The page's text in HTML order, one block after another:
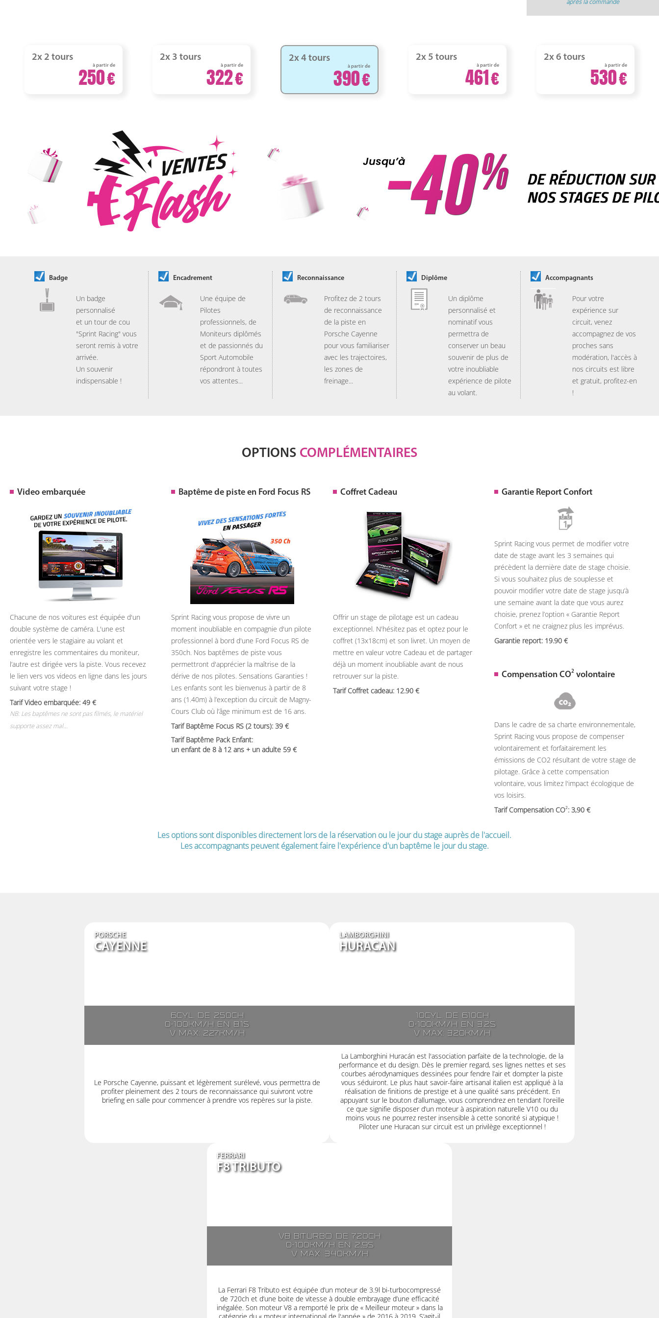
après la commande
2x 2 tours
à partir de
250
2x 3 tours
à partir de
322
2x 4 tours
à partir de
390
2x 5 tours
à partir de
461
2x 6 tours
à partir de
530
Badge
Un badge
personnalisé
et un tour de cou
"Sprint Racing" vous
seront remis à votre
arrivée.
Un souvenir
indispensable !
Encadrement
Une équipe de
Pilotes
professionnels, de
Moniteurs diplômés
et de passionnés du
Sport Automobile
répondront à toutes
vos attentes...
Reconnaissance
Profitez de 2 tours
de reconnaissance
de la piste en
Porsche Cayenne
pour vous familiariser
avec les trajectoires,
les zones de
freinage...
Diplôme
Un diplôme
personnalisé et
nominatif vous
permettra de
conserver un beau
souvenir de plus de
votre inoubliable
expérience de pilote
au volant.
Accompagnants
Pour votre
expérience sur
circuit, venez
accompagnez de vos
proches sans
modération, l'accès à
nos circuits est libre
et gratuit, profitez-en
!
OPTIONS COMPLÉMENTAIRES
Video embarquée
Chacune de nos voitures est équipée d'un
double système de caméra. L'une est
orientée vers le stagiaire au volant et
enregistre les commentaires du moniteur,
l’autre est dirigée vers la piste. Vous recevez
le lien vers vos videos en ligne dans les jours
suivant votre stage !
Tarif Video embarquée: 49
NB: Les baptêmes ne sont pas filmés, le matériel
supporte assez mal...
Baptême de piste en Ford Focus RS
Sprint Racing vous propose de vivre un
moment inoubliable en compagnie d'un pilote
professionnel à bord d'une Ford Focus RS de
350ch. Nos baptêmes de piste vous
permettront d'apprécier la maîtrise de la
dérive de nos pilotes. Sensations Garanties !
Les enfants sont les bienvenus à partir de 8
ans (1.40m) à l’exception du circuit de Magny-
Cours Club où l’âge minimum est de 16 ans.
Tarif Baptême Focus RS (2 tours): 39
Tarif Baptême Pack Enfant:
un enfant de 8 à 12 ans + un adulte 59
Coffret Cadeau
Offrir un stage de pilotage est un cadeau
exceptionnel. N'hésitez pas et optez pour le
coffret (13x18cm) et son livret. Un moyen de
mettre en valeur votre Cadeau et de partager
déjà un moment inoubliable avant de nous
retrouver sur la piste.
Tarif Coffret cadeau: 12.90
Garantie Report Confort
Sprint Racing vous permet de modifier votre
date de stage avant les 3 semaines qui
précèdent la dernière date de stage choisie.
Si vous souhaitez plus de souplesse et
pouvoir modifier votre date de stage jusqu’à
une semaine avant la date que vous aurez
choisie, prenez l’option « Garantie Report
Confort » et ne craignez plus les imprévus.
Garantie report: 19.90
Compensation CO2volontaire
Dans le cadre de sa charte environnementale,
Sprint Racing vous propose de compenser
volontairement et forfaitairement les
émissions de CO2 résultant de votre stage de
pilotage. Grâce à cette compensation
volontaire, vous limitez l'impact écologique de
vos loisirs.
Tarif Compensation CO2: 3,90
Les options sont disponibles directement lors de la réservation ou le jour du stage auprès de l'accueil.
Les accompagnants peuvent également faire l'expérience d'un baptême le jour du stage.
PORSCHE
CAYENNE
6cyl. de 250ch
0-100km/h en 8.1s
V max: 227km/h
Le Porsche Cayenne, puissant et légèrement surélevé, vous permettra de
profiter pleinement des 2 tours de reconnaissance qui suivront votre
briefing en salle pour commencer à prendre vos repères sur la piste.
LAMBORGHINI
HURACAN
10cyl. de 610ch
0-100km/h en 3.2s
V max: 320km/h
La Lamborghini Huracán est l'association parfaite de la technologie, de la
performance et du design. Dès le premier regard, ses lignes nettes et ses
courbes aérodynamiques dessinées pour fendre l’air et dompter la piste
vous séduiront. Le plus haut savoir-faire artisanal italien est appliqué à la
réalisation de finitions de prestige et à une qualité sans précédent. En
appuyant sur le bouton d’allumage, vous comprendrez en tendant l’oreille
ce que signifie disposer d’un moteur à aspiration naturelle V10 ou du
moins vous ne pourrez rester insensible à cette sonorité si atypique !
Piloter une Huracan sur circuit est un privilège exceptionnel !
FERRARI
F8 TRIBUTO
V8 biturbo de 720ch
0-100km/h en 2,9s
V max: 340km/h
La Ferrari F8 Tributo est équipée d’un moteur de 3.9l bi-turbocompressé
de 720ch et d’une boite de vitesse à double embrayage d’une efficacité
inégalée. Son moteur V8 a remporté le prix de « Meilleur moteur » dans la